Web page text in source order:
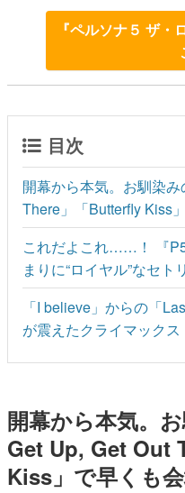
『ペルソナ５ ザ
目次
開幕から本気。お馴染
There」「Butterfly Kiss
これだよこれ……！ 『
まりに“ロイヤル”なセトリ
「I believe」からの「
が震えたクライマックス
開幕から本気。
Get Up, Get Out
Kiss」で早くも